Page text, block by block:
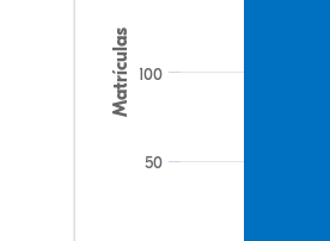
Matrículas
50
100